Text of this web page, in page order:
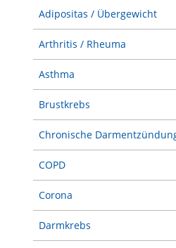
Adipositas / Übergewicht
Arthritis / Rheuma
Asthma
Brustkrebs
Chronische
COPD
Corona
Darmkrebs